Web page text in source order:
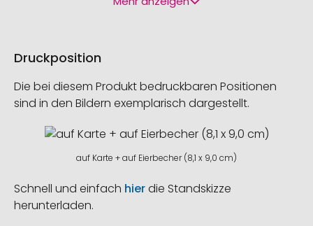
Druckposition
Die bei diesem Produkt bedruckbaren Positionen
sind in den Bildern exemplarisch dargestellt.
auf Karte + auf Eierbecher (8,1 x 9,0 cm)
Schnell und einfach hierdie Standskizze
herunterladen.